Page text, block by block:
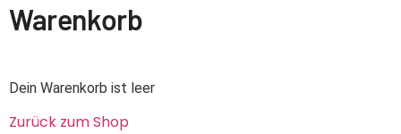
Warenkorb
Dein Warenkorb ist leer
Zurück zum Shop